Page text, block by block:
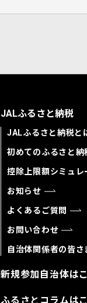
JALふるさと納税
JALふるさと納税と
初めてのふるさと納
控除上限額シミュレ
お知らせ
よくあるご質問
お問い合わせ
自治体関係者の皆さ
新規参加自治体は
ふるさとコラムは